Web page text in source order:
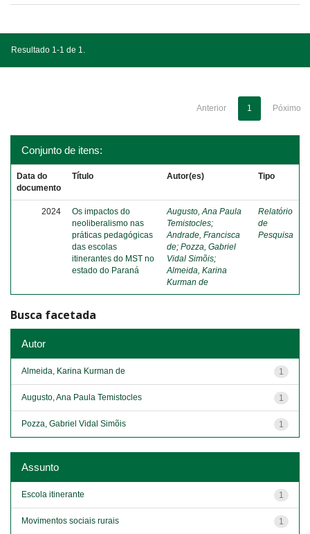
Resultado 1-1 de 1.
Anterior 1 Póximo
Conjunto de itens:
Data do
documento
Título Autor(es) Tipo
2024
Os impactos do
neoliberalismo nas
práticas pedagógicas
das escolas
itinerantes do MST no
estado do Paraná
Augusto, Ana Paula
Temistocles;
Andrade, Francisca
de; Pozza, Gabriel
Vidal Simõis;
Almeida, Karina
Kurman de
Relatório
de
Pesquisa
Busca facetada
Autor
1
Almeida, Karina Kurman de
1
Augusto, Ana Paula Temistocles
1
Pozza, Gabriel Vidal Simõis
Assunto
1
Escola itinerante
1
Movimentos sociais rurais